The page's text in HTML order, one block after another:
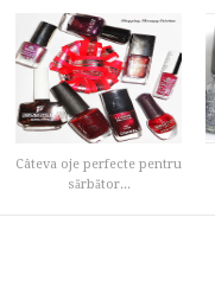
Câteva oje perfecte pentru
sărbător...